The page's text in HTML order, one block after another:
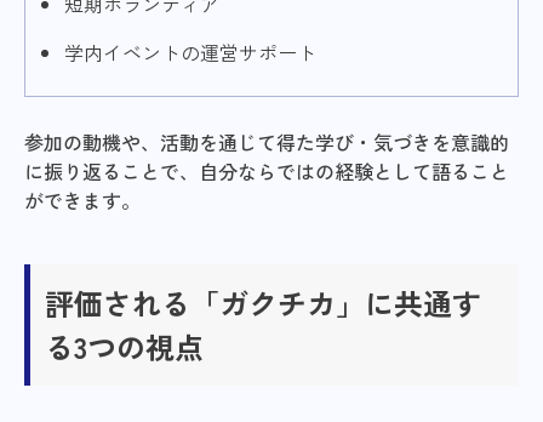
学内イベントの運営サポート
参加の動機や、活動を通じて得た学び・気づきを意識的
に振り返ることで、自分ならではの経験として語ること
ができます。
評価される「ガクチカ」に共通す
る3つの視点